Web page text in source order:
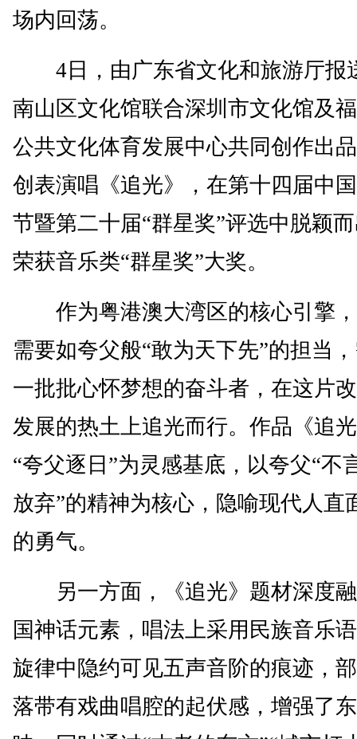
场内回荡。
4日，由广东省文化和旅游厅报
南山区文化馆联合深圳市文化馆及
公共文化体育发展中心共同创作出
创表演唱《追光》，在第十四届中
节暨第二十届“群星奖”评选中脱颖
荣获音乐类“群星奖”大奖。
作为粤港澳大湾区的核心引擎
需要如夸父般“敢为天下先”的担当
一批批心怀梦想的奋斗者，在这片
发展的热土上追光而行。作品《追
“夸父逐日”为灵感基底，以夸父“不
放弃”的精神为核心，隐喻现代人直
的勇气。
另一方面，《追光》题材深度
国神话元素，唱法上采用民族音乐
旋律中隐约可见五声音阶的痕迹，
落带有戏曲唱腔的起伏感，增强了